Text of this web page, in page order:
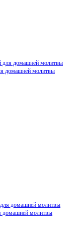
домашней молитвы
домашней молитвы